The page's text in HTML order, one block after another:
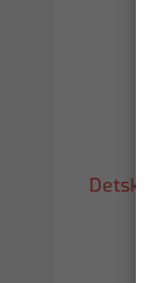
Detské